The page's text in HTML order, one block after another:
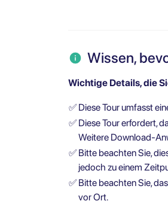
Wissen,
Wichtige Details, die
✅ Diese Tour umfasst
✅ Diese Tour erfordert,
Weitere Download-
✅ Bitte beachten Sie,
jedoch zu einem
✅ Bitte beachten Sie,
vor Ort.